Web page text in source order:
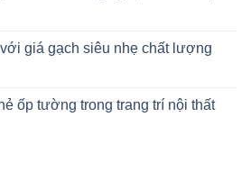
giá gạch siêu nhẹ chất lượng
ốp tường trong trang trí nội thất